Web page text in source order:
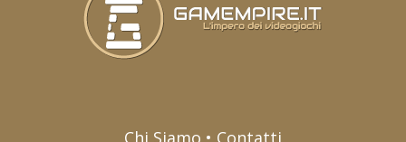
Chi Siamo • Contatti